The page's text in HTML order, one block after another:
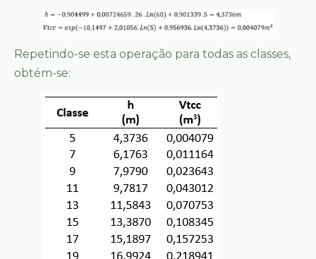
Repetindo-se esta operação para todas as classes,
obtém-se: